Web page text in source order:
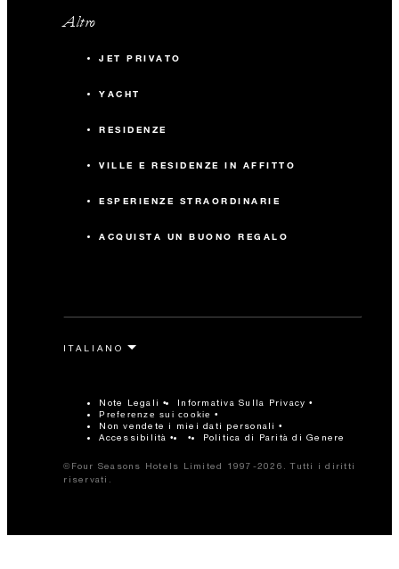
Altro
JET PRIVATO
YACHT
RESIDENZE
VILLE E RESIDENZE IN AFFITTO
ESPERIENZE STRAORDINARIE
ACQUISTA UN BUONO REGALO
Note Legali Informativa Sulla Privacy
Preferenze sui cookie
Non vendete i miei dati personali
Accessibilità
Politica di Parità di Genere
©Four Seasons Hotels Limited 1997-2026. Tutti i diritti
riservati.